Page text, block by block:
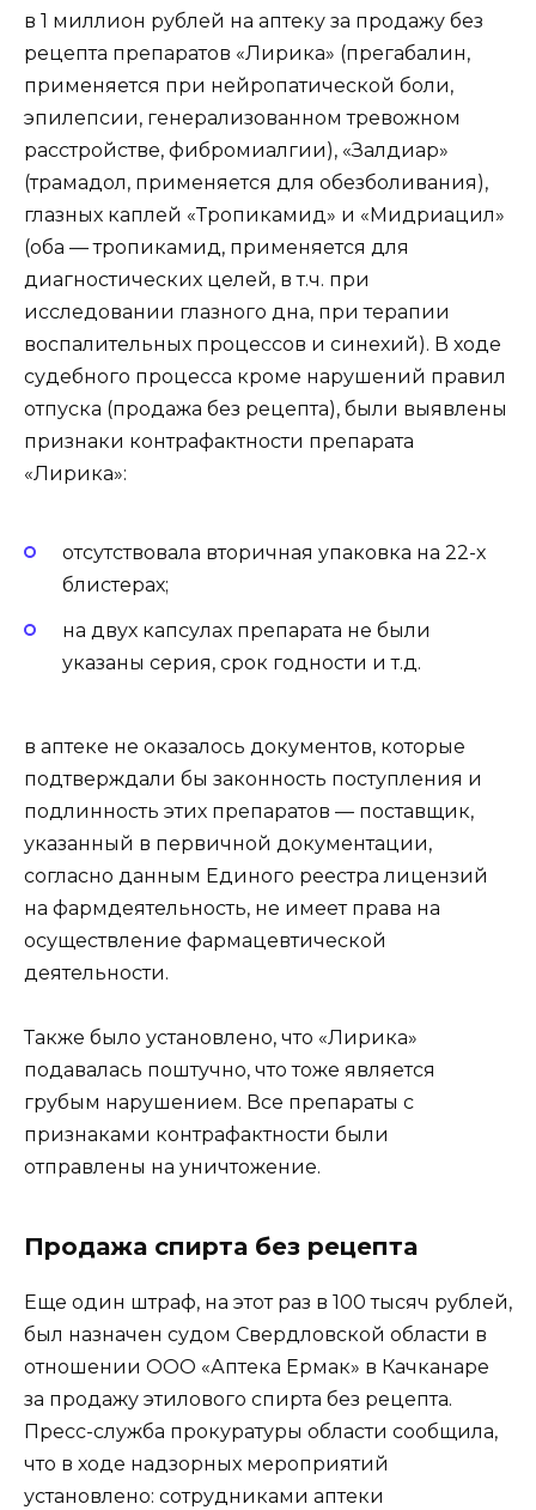
в 1 миллион рублей на аптеку за продажу без
рецепта препаратов «Лирика» (прегабалин,
применяется при нейропатической боли,
эпилепсии, генерализованном тревожном
расстройстве, фибромиалгии), «Залдиар»
(трамадол, применяется для обезболивания),
глазных каплей «Тропикамид» и «Мидриацил»
(оба — тропикамид, применяется для
диагностических целей, в т.ч. при
исследовании глазного дна, при терапии
воспалительных процессов и синехий). В ходе
судебного процесса кроме нарушений правил
отпуска (продажа без рецепта), были выявлены
признаки контрафактности препарата
«Лирика»:
отсутствовала вторичная упаковка на 22-х
блистерах;
на двух капсулах препарата не были
указаны серия, срок годности и т.д.
в аптеке не оказалось документов, которые
подтверждали бы законность поступления и
подлинность этих препаратов — поставщик,
указанный в первичной документации,
согласно данным Единого реестра лицензий
на фармдеятельность, не имеет права на
осуществление фармацевтической
деятельности.
Также было установлено, что «Лирика»
подавалась поштучно, что тоже является
грубым нарушением. Все препараты с
признаками контрафактности были
отправлены на уничтожение.
Продажа спирта без рецепта
Еще один штраф, на этот раз в 100 тысяч рублей,
был назначен судом Свердловской области в
отношении ООО «Аптека Ермак» в Качканаре
за продажу этилового спирта без рецепта.
Пресс-служба прокуратуры области сообщила,
что в ходе надзорных мероприятий
установлено: сотрудниками аптеки